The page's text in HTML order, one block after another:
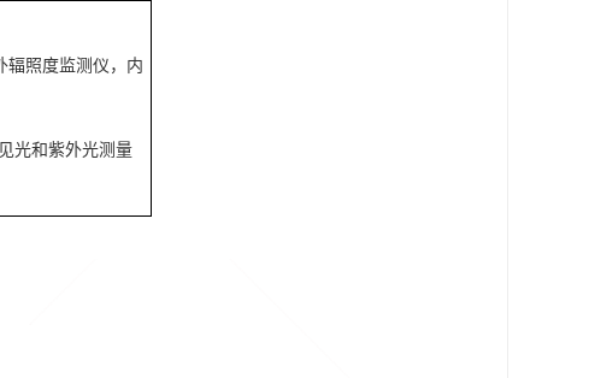
辐照度监测仪，内
光和紫外光测量